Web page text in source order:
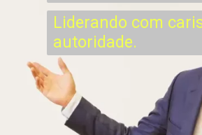
Liderando com
autoridade.